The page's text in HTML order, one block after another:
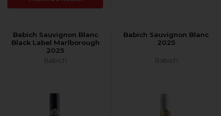
Babich Sauvignon Blanc
Black Label Marlborough
2025
Babich
Babich Sauvignon Blanc
2025
Babich